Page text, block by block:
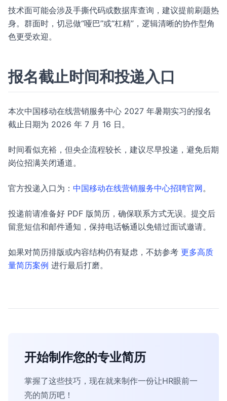
技术面可能会涉及手撕代码或数据库查询，建议提前刷题热
身。群面时，切忌做“哑巴”或“杠精”，逻辑清晰的协作型角
色更受欢迎。
报名截止时间和投递入口
本次中国移动在线营销服务中心 2027 年暑期实习的报名
截止日期为 2026 年 7 月 16 日。
时间看似充裕，但央企流程较长，建议尽早投递，避免后期
岗位招满关闭通道。
官方投递入口为： 中国移动在线营销服务中心招聘官网。
投递前请准备好 PDF 版简历，确保联系方式无误。提交后
留意短信和邮件通知，保持电话畅通以免错过面试邀请。
如果对简历排版或内容结构仍有疑虑，不妨参考 更多高质
量简历案例 进行最后打磨。
开始制作您的专业简历
掌握了这些技巧，现在就来制作一份让HR眼前一
亮的简历吧！